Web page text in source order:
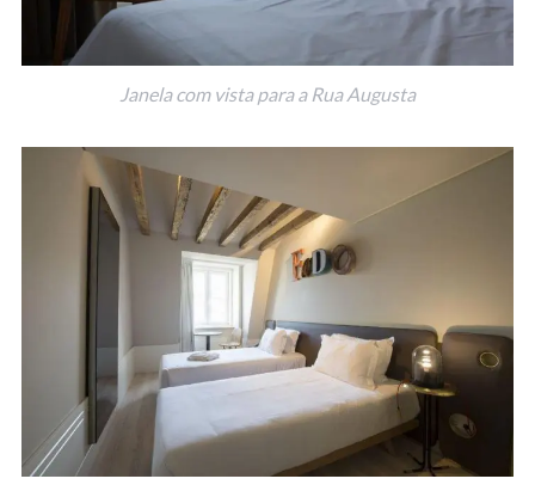
Janela com vista para a Rua Augusta